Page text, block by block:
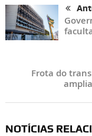
Frota do
NOTÍCIAS